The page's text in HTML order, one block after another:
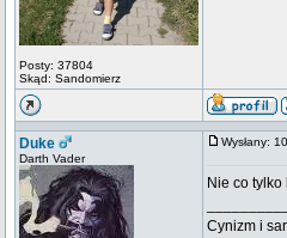
Posty: 37804
Skąd: Sandomierz
Duke
Darth Vader
Wysłany:
Nie co
Cynizm i